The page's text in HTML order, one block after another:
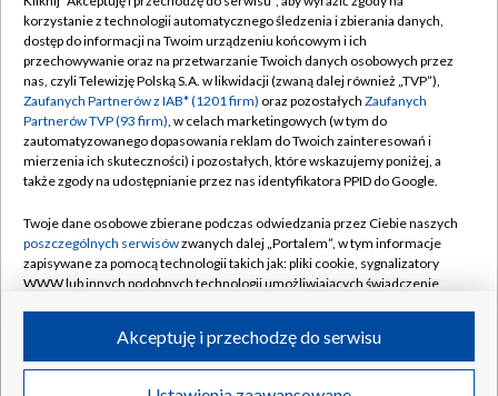
TVP
Abonament TVP
Emisja w TVP
Centrum informacji TVP
Naziemna Telewizja Cyfrowa
Rada Programowa
System NOS
Informacje o nadawcy
Program dla prasy
Regulamin TVP
Polityka prywatności
Moje zgody
Pomoc
Kontakt
Kanały
©2026 Telewizja Polska S.A. w likwidacji
korzystanie z technologii automatycznego śledzenia i zbierania danych,
dostęp do informacji na Twoim urządzeniu końcowym i ich
przechowywanie oraz na przetwarzanie Twoich danych osobowych przez
nas, czyli Telewizję Polską S.A. w likwidacji (zwaną dalej również „TVP”),
Zaufanych Partnerów z IAB* (1201 firm) oraz pozostałych Zaufanych
Partnerów TVP (93 firm), w celach marketingowych (w tym do
zautomatyzowanego dopasowania reklam do Twoich zainteresowań i
mierzenia ich skuteczności) i pozostałych, które wskazujemy poniżej, a
także zgody na udostępnianie przez nas identyfikatora PPID do Google.
Twoje dane osobowe zbierane podczas odwiedzania przez Ciebie naszych
poszczególnych serwisówzwanych dalej „Portalem”, w tym informacje
zapisywane za pomocą technologii takich jak: pliki cookie, sygnalizatory
WWW lub innych podobnych technologii umożliwiających świadczenie
ruchu w Internecie.
Twoje dane osobowe zbierane podczas odwiedzania przez Ciebie
Akceptuję i przechodzę do serwisu